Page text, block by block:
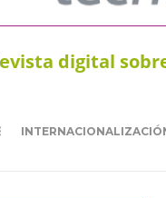
digital